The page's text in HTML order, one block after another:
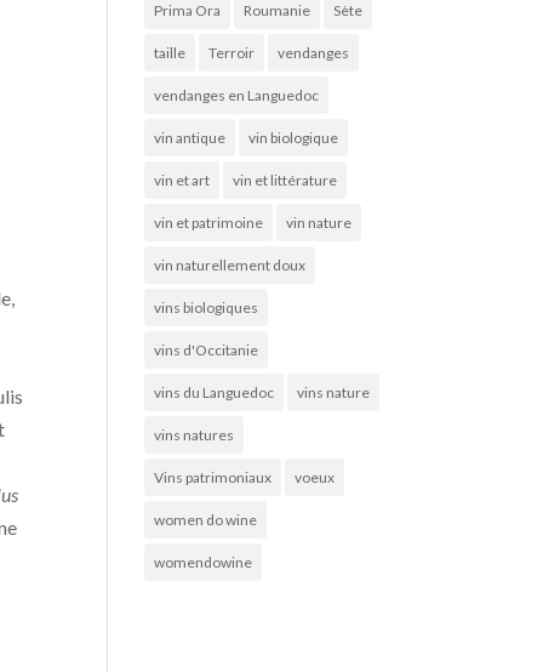
Prima Ora Roumanie Sète
taille Terroir vendanges
vendanges en Languedoc
vin antique vin biologique
vin et art vin et littérature
vin et patrimoine vin nature
vin naturellement doux
vins biologiques
vins d'Occitanie
vins du Languedoc vins nature
vins natures
Vins patrimoniaux voeux
women do wine
womendowine